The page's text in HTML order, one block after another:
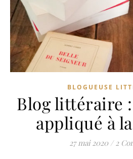
BLOGUEUSE
Blog littéraire
appliqué à
27 mai 2020 / 2